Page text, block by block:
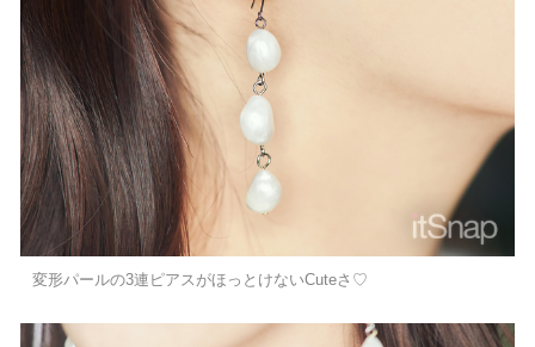
変形パールの3連ピアスがほっとけないCuteさ♡